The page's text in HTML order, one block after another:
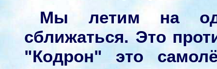
Мы летим на
сближаться. Это
"Кодрон" это